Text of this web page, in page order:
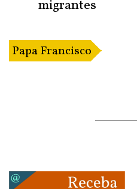
migrantes
Papa Francisco